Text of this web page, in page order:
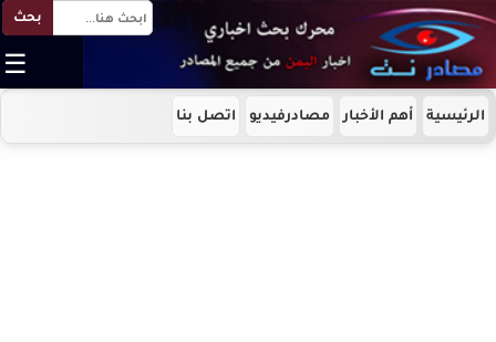
بحث
☰
الرئيسية أهم الأخبار مصادرفيديو اتصل بنا